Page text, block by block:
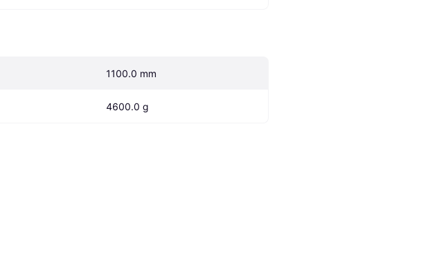
1100.0 mm
4600.0 g